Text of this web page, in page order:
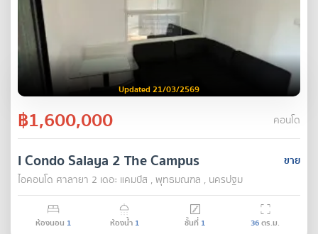
Updated 21/03/2569
฿1,600,000 คอนโด
ขาย
I Condo Salaya 2 The Campus
ไอคอนโด ศาลายา 2 เดอะ แคมปัส , พุทธมณฑล , นครปฐม
ห้องนอน 1 ห้องน้ำ 1 ชั้นที่ 1 36ตร.ม.